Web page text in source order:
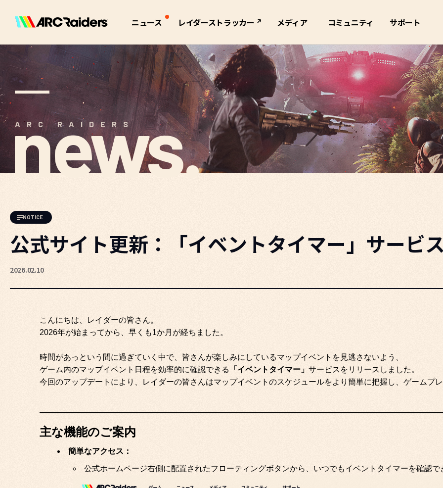
ニュース
お知らせ
パッチノート
イベント
レイダーストラッカー
アーク
アイテム
クエスト
作業台
トレーダー
スキル
イベントタイマー
世界観
メディア
トレーラー
キービジュアル
スクショ
コミュニティ
ライブ配信
サポート
FAQ・
1:1お問い合わせ
ARC RAIDERS
news.
NOTICE
公式サイト更新：「イベントタイマー」サービ
2026.02.10
こんにちは、レイダーの皆さん。
2026年が始まってから、早くも1か月が経ちました。
時間があっという間に過ぎていく中で、皆さんが楽しみにしているマップイベントを見逃さないよう、
ゲーム内のマップイベント日程を効率的に確認できる
「イベントタイマー」 サービスをリリースしました。
今回のアップデートにより、レイダーの皆さんはマップイベントのスケジュールをより簡単に把握し、ゲームプ
主な機能のご案内
簡単なアクセス：
公式ホームページ右側に配置されたフローティングボタンから、いつでもイベントタイマーを確認で